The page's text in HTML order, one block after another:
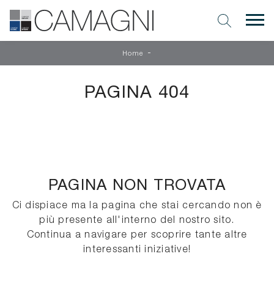
Home -
PAGINA 404
PAGINA NON TROVATA
Ci dispiace ma la pagina che stai cercando non è
più presente all'interno del nostro sito.
Continua a navigare per scoprire tante altre
interessanti iniziative!